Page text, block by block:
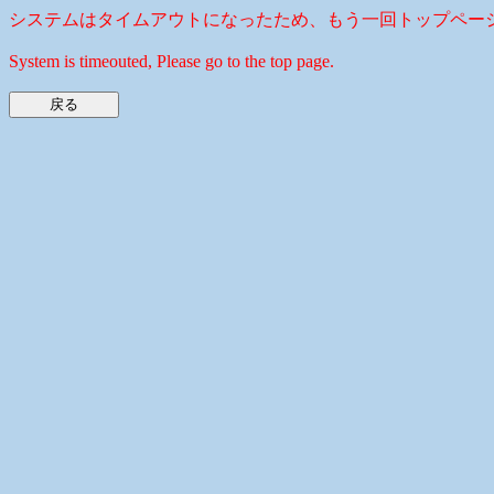
システムはタイムアウトになったため、もう一回トップペー
System is timeouted, Please go to the top page.